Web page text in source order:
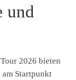
und
2026 bieten
Startpunkt